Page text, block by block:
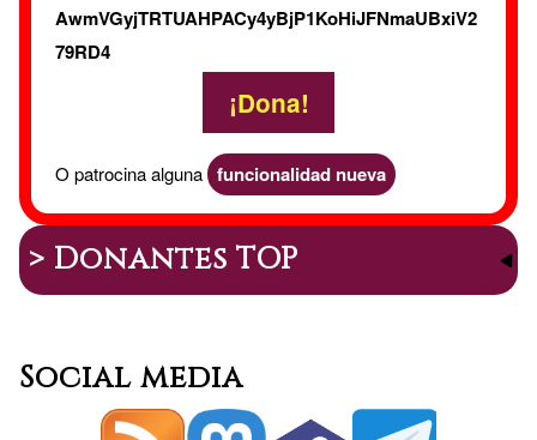
AwmVGyjTRTUAHPACy4yBjP1KoHiJFNmaUBxiV2
79RD4
¡Dona!
O patrocina alguna funcionalidad nueva
> Donantes TOP
Social media